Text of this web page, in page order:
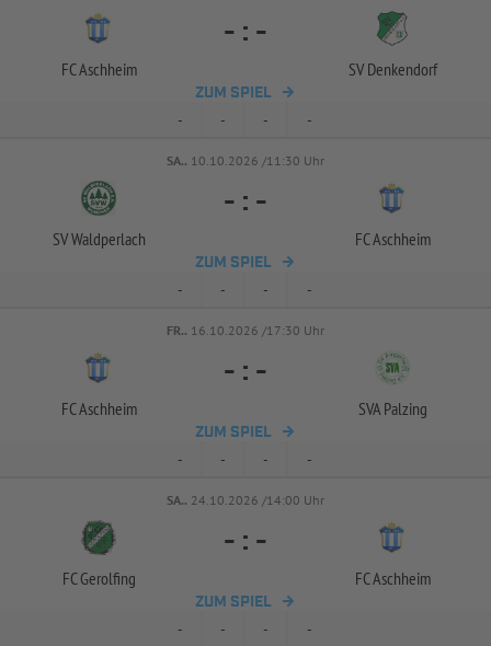
FC Aschheim
- : -
SV Denkendorf
ZUM SPIEL
- - - -
SA.. 10.10.2026 /11:30 Uhr
SV Waldperlach
- : -
FC Aschheim
ZUM SPIEL
- - - -
FR.. 16.10.2026 /17:30 Uhr
FC Aschheim
- : -
SVA Palzing
ZUM SPIEL
- - - -
SA.. 24.10.2026 /14:00 Uhr
FC Gerolfing
- : -
FC Aschheim
ZUM SPIEL
- - - -